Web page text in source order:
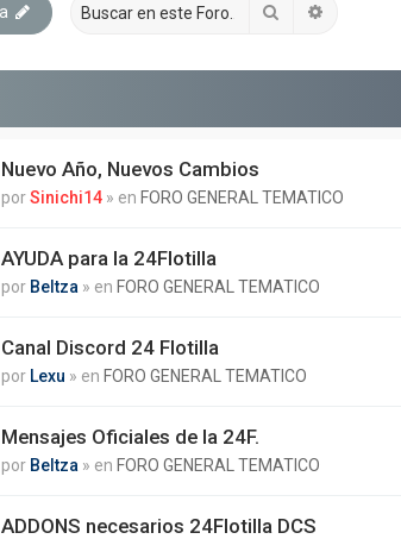
Buscar
Nuevo Año, Nuevos Cambios
porSinichi14 » en FORO GENERAL TEMATICO
AYUDA para la 24Flotilla
por Beltza » en FORO GENERAL TEMATICO
Canal Discord 24 Flotilla
por Lexu » en FORO GENERAL TEMATICO
Mensajes Oficiales de la 24F.
por Beltza » en FORO GENERAL TEMATICO
ADDONS necesarios 24Flotilla DCS